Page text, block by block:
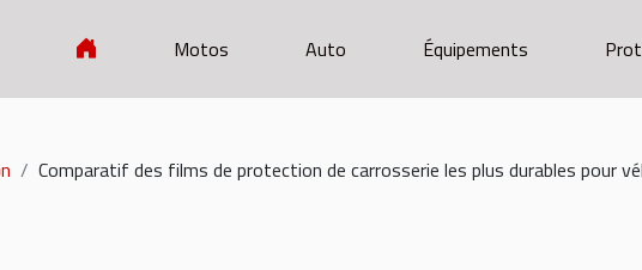
Motos Auto Équipements
Comparatif des films de protection de carrosserie les plus durables pour